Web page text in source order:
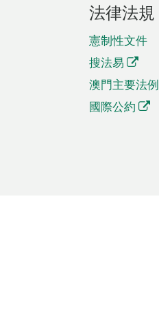
法律法規
憲制性文件
搜法易
澳門主要法例
國際公約